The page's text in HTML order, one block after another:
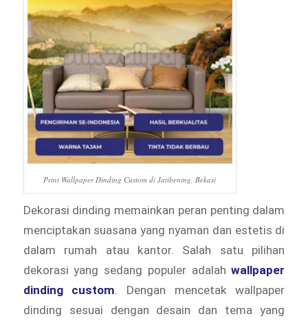
Print Wallpaper Dinding Custom di Jatibening, Bekasi
Dekorasi dinding memainkan peran penting dalam
menciptakan suasana yang nyaman dan estetis di
dalam rumah atau kantor. Salah satu pilihan
dekorasi yang sedang populer adalahwallpaper
dinding custom . Dengan mencetak wallpaper
dinding sesuai dengan desain dan tema yang